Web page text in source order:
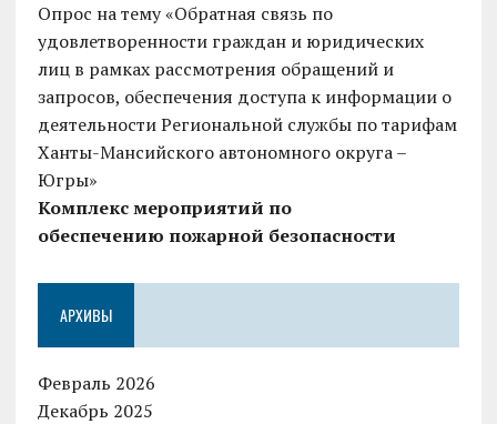
Опрос на тему «Обратная связь по
удовлетворенности граждан и юридических
лиц в рамках рассмотрения обращений и
запросов, обеспечения доступа к информации о
деятельности Региональной службы по тарифам
Ханты-Мансийского автономного округа –
Югры»
Комплекс мероприятий по
обеспечению пожарной безопасности
АРХИВЫ
Февраль 2026
Декабрь 2025